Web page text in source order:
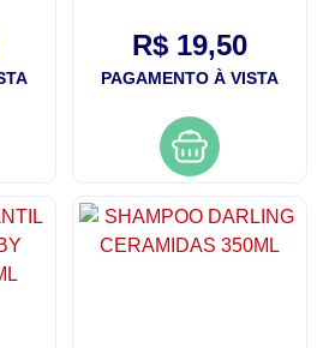
R$ 19,50
PAGAMENTO À VISTA